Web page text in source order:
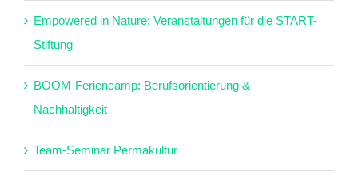
Empowered in Nature: Veranstaltungen für die START-
Stiftung
BOOM-Feriencamp: Berufsorientierung &
Nachhaltigkeit
Team-Seminar Permakultur